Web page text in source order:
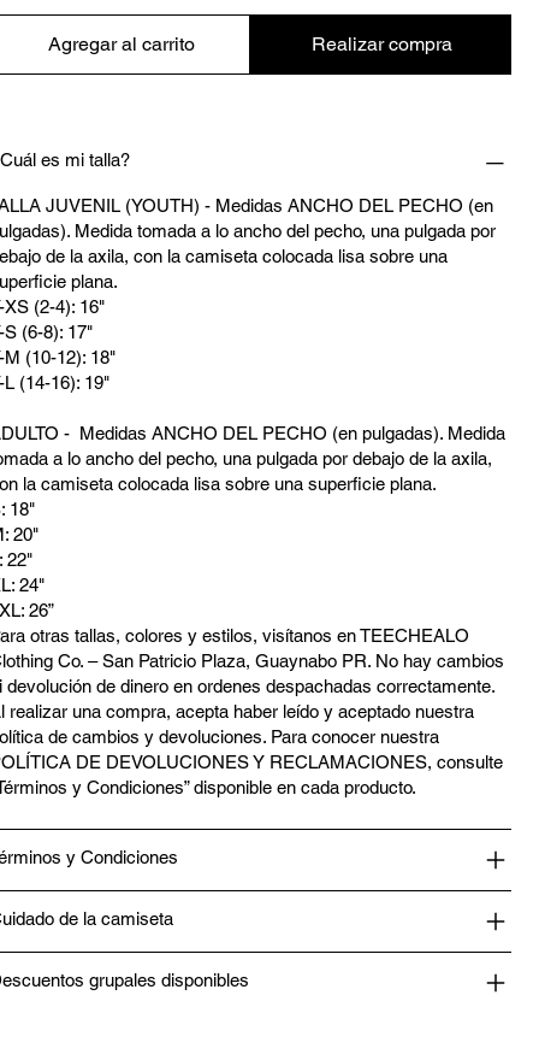
Agregar al carrito Realizar compra
es mi talla?
JUVENIL (YOUTH) - Medidas ANCHO DEL PECHO (en
Medida tomada a lo ancho del pecho, una pulgada por
de la axila, con la camiseta colocada lisa sobre una
plana.
XS (2-4): 16"
S (6-8): 17"
M (10-12): 18"
L (14-16): 19"
- Medidas ANCHO DEL PECHO (en pulgadas). Medida
a lo ancho del pecho, una pulgada por debajo de la axila,
la camiseta colocada lisa sobre una superficie plana.
18"
20"
22"
24"
26”
otras tallas, colores y estilos, visítanos en TEECHEALO
Co. – San Patricio Plaza, Guaynabo PR. No hay cambios
devolución de dinero en ordenes despachadas correctamente.
realizar una compra, acepta haber leído y aceptado nuestra
de cambios y devoluciones. Para conocer nuestra
DE DEVOLUCIONES Y RECLAMACIONES, consulte
y Condiciones” disponible en cada producto.
y Condiciones
de la camiseta
grupales disponibles